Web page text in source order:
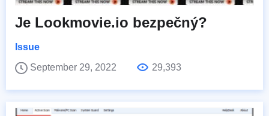
Je Lookmovie.io bezpečný?
Issue
September 29, 2022
29,393